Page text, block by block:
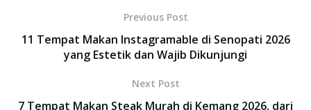
Previous Post
11 Tempat Makan Instagramable di Senopati 2026
yang Estetik dan Wajib Dikunjungi
Next Post
7 Tempat Makan Steak Murah di Kemang 2026, dari